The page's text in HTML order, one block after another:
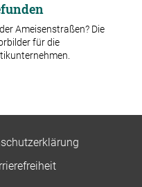
Ameisenstraßen? Die
für die